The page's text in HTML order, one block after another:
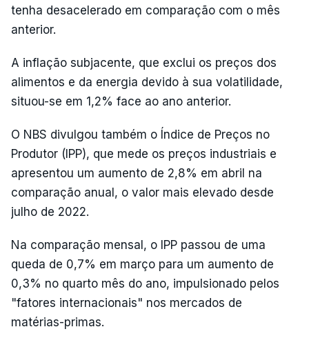
tenha desacelerado em comparação com o mês
anterior.
A inflação subjacente, que exclui os preços dos
alimentos e da energia devido à sua volatilidade,
situou-se em 1,2% face ao ano anterior.
O NBS divulgou também o Índice de Preços no
Produtor (IPP), que mede os preços industriais e
apresentou um aumento de 2,8% em abril na
comparação anual, o valor mais elevado desde
julho de 2022.
Na comparação mensal, o IPP passou de uma
queda de 0,7% em março para um aumento de
0,3% no quarto mês do ano, impulsionado pelos
"fatores internacionais" nos mercados de
matérias-primas.